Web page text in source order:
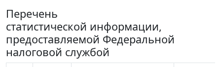
Перечень
статистической информации,
предоставляемой Федеральной
налоговой службой